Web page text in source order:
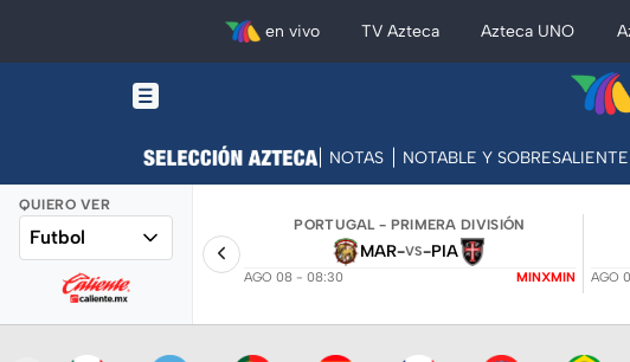
en vivo TV Azteca Azteca UNO
NOTAS NOTABLE Y
QUIERO VER
Futbol
PORTUGAL - PRIMERA DIVISIÓN
MAR-VS-PIA
AGO 08 - 08:30 MINXMIN AGO